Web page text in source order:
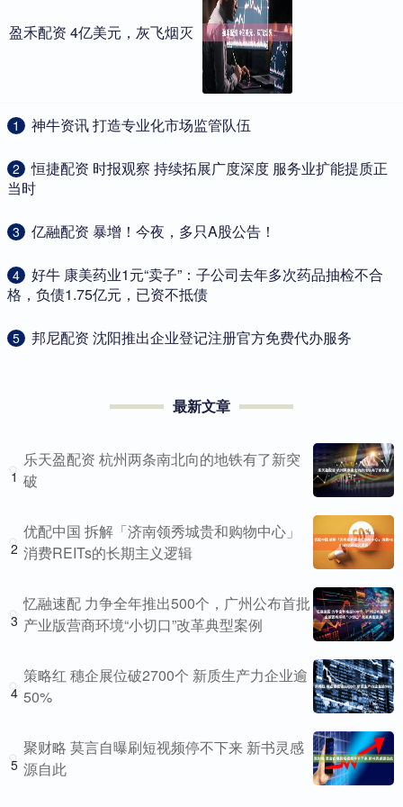
盈禾配资 4亿美元，灰飞烟灭
1 ​神牛资讯 打造专业化市场监管队伍
2
​恒捷配资 时报观察 持续拓展广度深度 服务业扩能提质正
当时
3 ​亿融配资 暴增！今夜，多只A股公告！
4
​好牛 康美药业1元“卖子”：子公司去年多次药品抽检不合
格，负债1.75亿元，已资不抵债
5 ​邦尼配资 沈阳推出企业登记注册官方免费代办服务
最新文章
1
乐天盈配资 杭州两条南北向的地铁有了新突
破
2
优配中国 拆解「济南领秀城贵和购物中心」
消费REITs的长期主义逻辑
3
忆融速配 力争全年推出500个，广州公布首批
产业版营商环境“小切口”改革典型案例
4
策略红 穗企展位破2700个 新质生产力企业逾
50%
5
聚财略 莫言自曝刷短视频停不下来 新书灵感
源自此